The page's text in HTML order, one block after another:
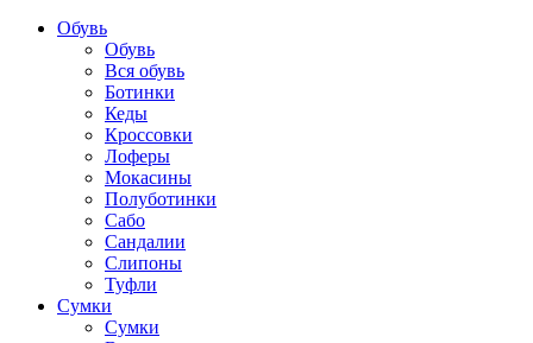
Обувь
Обувь
Вся обувь
Ботинки
Кеды
Кроссовки
Лоферы
Мокасины
Полуботинки
Сабо
Сандалии
Слипоны
Туфли
Сумки
Сумки